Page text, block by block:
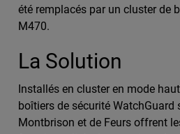
été remplacés par un cluster de
M470.
La Solution
Installés en cluster en mode
boîtiers de sécurité WatchGuard
Montbrison et de Feurs offrent